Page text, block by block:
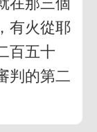
有火從耶
百五十
判的第二